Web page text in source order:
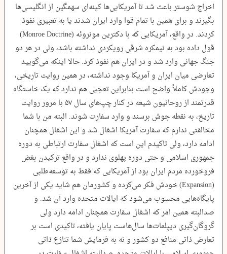
اخراج شوستر باعث شد تا آمریکایی‌ها کینه‌ای سهمگین از انگلیسی‌ها
بگیرند و برای همین با تمام قوا وارد ایران شدند یا به تعبیری نفوذ
کردند. در واقع، آمریکایی که با دکترین مونروئه (Monroe Doctrine)
قول داده بود به نیمکره شرقی رویکردی نداشته باشد، ولی در هر دو
جنگ جهانی وارد شد و در ایران هم نفوذ کرد. حالا اینکه می‌گویید
تعارضی میان ایران و آمریکا وجود نداشته، در همین روایت تاریخی،
وجودش کاملاً واضح است.بنابراین تعجبی هم ندارد که یک خاستگاه
قدرتمند از روحانیون شیعه در کنار چپ‌های سال ۵۷ با مرور روایت
تاریخ، به نقطه جوش برسند و وارد سفارت شوند. البته من با شما
مخالفتی ندارم که سفارت آمریکا اشغال شد و این اشغال همچنان
ادامه دارد، ولی تاکیدم این است که اشغال سفارت ارتباطی به دوره
جمهوری اسلامی و حتی دوره پهلوی ندارد و در واقع ترکیدن بغض
فروخورده مردم ایران بود از آمریکایی که فقط به توسعه‌طلبی
(Expansion) خودش فکر می‌کرده و کشورمان هم شاید یکی از آخرین
پایگاه‌هایی محسوب می‌شود که ایالات متحده وارد آن شد. و
صدالبته همین امر که اشغال سفارت همچنان ادامه دارد ولی
گروگان‌گیری دیپلمات‌ها سال‌هاست پایان یافته، تاکیدی است بر
تعارض ذاتی منافع دو کشور و نه به فرمایش شما تنازع ذاتی